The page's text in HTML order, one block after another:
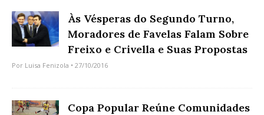
Às Vésperas do Segundo Turno,
Moradores de Favelas Falam Sobre
Freixo e Crivella e Suas Propostas
Por Luisa Fenizola • 27/10/2016
Copa Popular Reúne Comunidades